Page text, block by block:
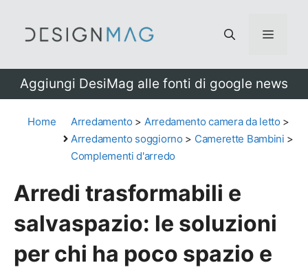
Menu
Aggiungi DesiMag alle fonti di google news
Home Arredamento > Arredamento camera da letto >
Arredamento soggiorno > Camerette Bambini >
Complementi d'arredo
Arredi trasformabili e
salvaspazio: le soluzioni
per chi ha poco spazio e